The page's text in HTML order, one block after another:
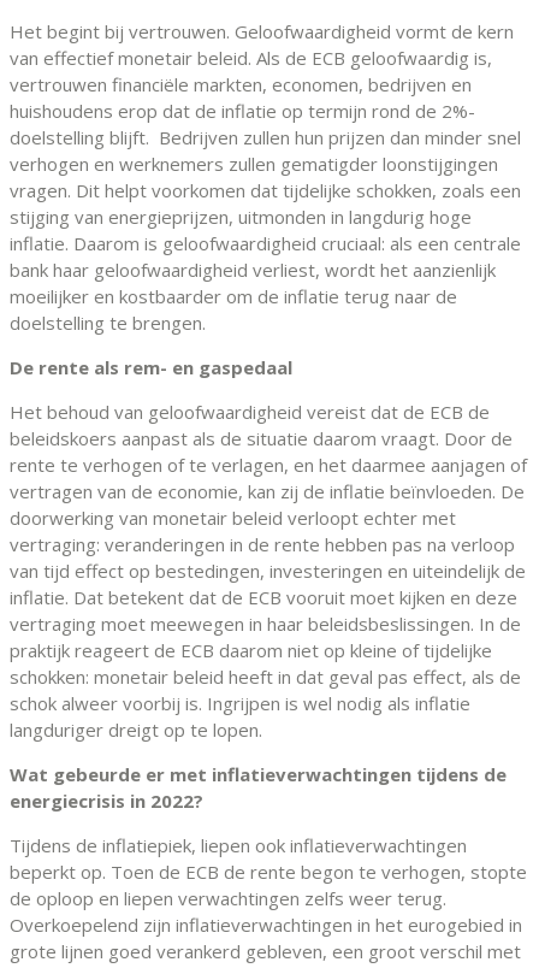
Het begint bij vertrouwen. Geloofwaardigheid vormt de kern
van effectief monetair beleid. Als de ECB geloofwaardig is,
vertrouwen financiële markten, economen, bedrijven en
huishoudens erop dat de inflatie op termijn rond de 2%-
doelstelling blijft. Bedrijven zullen hun prijzen dan minder snel
verhogen en werknemers zullen gematigder loonstijgingen
vragen. Dit helpt voorkomen dat tijdelijke schokken, zoals een
stijging van energieprijzen, uitmonden in langdurig hoge
inflatie. Daarom is geloofwaardigheid cruciaal: als een centrale
bank haar geloofwaardigheid verliest, wordt het aanzienlijk
moeilijker en kostbaarder om de inflatie terug naar de
doelstelling te brengen.
De rente als rem- en gaspedaal
Het behoud van geloofwaardigheid vereist dat de ECB de
beleidskoers aanpast als de situatie daarom vraagt. Door de
rente te verhogen of te verlagen, en het daarmee aanjagen of
vertragen van de economie, kan zij de inflatie beïnvloeden. De
doorwerking van monetair beleid verloopt echter met
vertraging: veranderingen in de rente hebben pas na verloop
van tijd effect op bestedingen, investeringen en uiteindelijk de
inflatie. Dat betekent dat de ECB vooruit moet kijken en deze
vertraging moet meewegen in haar beleidsbeslissingen. In de
praktijk reageert de ECB daarom niet op kleine of tijdelijke
schokken: monetair beleid heeft in dat geval pas effect, als de
schok alweer voorbij is. Ingrijpen is wel nodig als inflatie
langduriger dreigt op te lopen.
Wat gebeurde er met inflatieverwachtingen tijdens de
energiecrisis in 2022?
Tijdens de inflatiepiek, liepen ook inflatieverwachtingen
beperkt op. Toen de ECB de rente begon te verhogen, stopte
de oploop en liepen verwachtingen zelfs weer terug.
Overkoepelend zijn inflatieverwachtingen in het eurogebied in
grote lijnen goed verankerd gebleven, een groot verschil met